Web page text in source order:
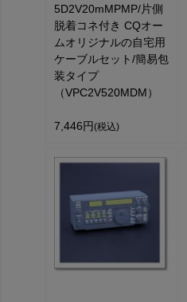
5D2V20mMPMP/片側
脱着コネ付き CQオー
ムオリジナルの自宅用
ケーブルセット/簡易包
装タイプ
（VPC2V520MDM）
7,446円 (税込)